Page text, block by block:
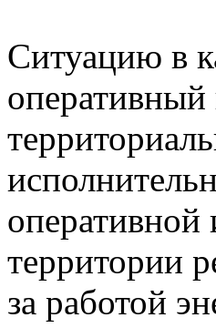
Ситуацию в
оперативной
территории
за работой